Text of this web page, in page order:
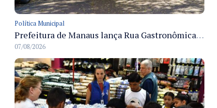
Política Municipal
Prefeitura de Manaus lança Rua Gastronômica preservando as 17 árvores da Ferreira Pena no Centro
07/08/2026